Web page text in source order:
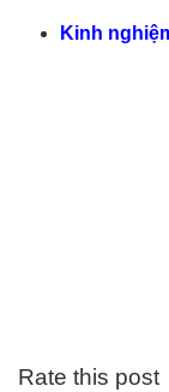
Kinh
Rate this post